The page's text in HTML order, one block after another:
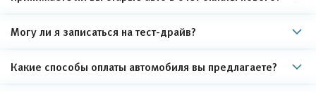
Могу ли я записаться на тест-драйв?
Какие способы оплаты автомобиля вы предлагаете?